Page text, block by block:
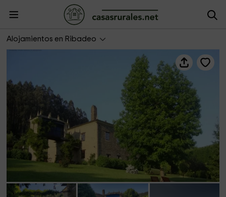
Alojamientos en Ribadeo